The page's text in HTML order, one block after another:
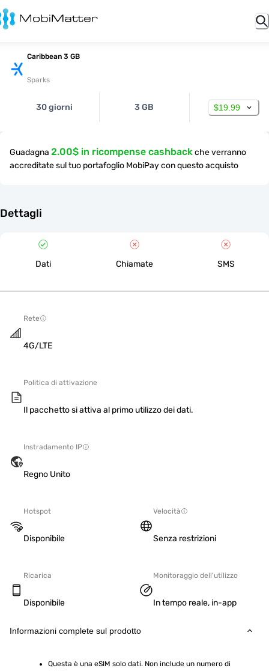
Caribbean 3 GB
Sparks
30 giorni 3 GB $19.99
Guadagna 2.00$ in ricompense cashbackche verranno
accreditate sul tuo portafoglio MobiPay con questo acquisto
Dettagli
Dati Chiamate SMS
Rete
4G/LTE
Politica di attivazione
Il pacchetto si attiva al primo utilizzo dei dati.
Instradamento IP
Regno Unito
Hotspot
Disponibile
Velocità
Senza restrizioni
Ricarica
Disponibile
Monitoraggio dell'utilizzo
In tempo reale, in-app
Informazioni complete sul prodotto
Questa è una eSIM solo dati. Non include un numero di